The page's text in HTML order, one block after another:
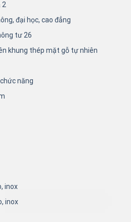
2
đại học, cao đẳng
tư 26
khung thép mặt gỗ tự nhiên
năng
inox
inox